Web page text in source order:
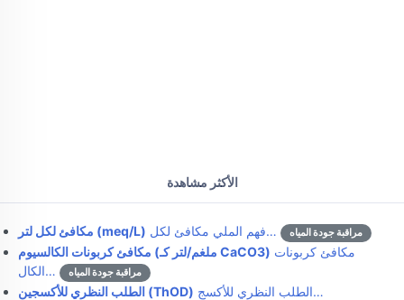
الأكثر مشاهدة
مكافئ لكل لتر (meq/L) فهم الملي مكافئ لكل… مراقبة جودة المياه
مكافئ كربونات الكالسيوم (ملغم/لتر كـ CaCO3)
الكال…
مراقبة جودة المياه
الطلب النظري للأكسجين (ThOD) الطلب النظري للأكسج…